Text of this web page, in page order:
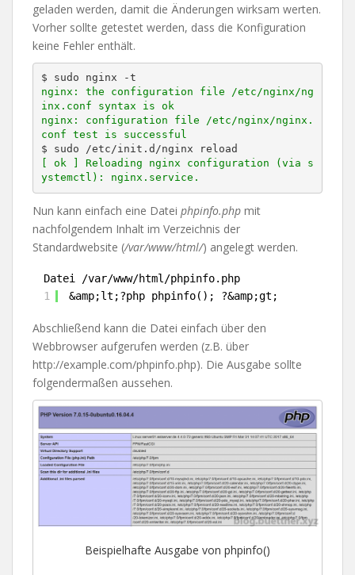
geladen werden, damit die Änderungen wirksam werten.
Vorher sollte getestet werden, dass die Konfiguration
keine Fehler enthält.
nginx: the configuration file /etc/nginx/ng
inx.conf syntax is ok
nginx: configuration file /etc/nginx/nginx.
conf test is successful
[ ok ] Reloading nginx configuration (via s
ystemctl): nginx.service.
Nun kann einfach eine Datei phpinfo.php mit
nachfolgendem Inhalt im Verzeichnis der
Standardwebsite (/var/www/html/) angelegt werden.
Datei /var/www/html/phpinfo.php
1
&amp;lt;?php phpinfo(); ?&amp;gt;
Abschließend kann die Datei einfach über den
Webbrowser aufgerufen werden (z.B. über
http://example.com/phpinfo.php). Die Ausgabe sollte
folgendermaßen aussehen.
Beispielhafte Ausgabe von phpinfo()